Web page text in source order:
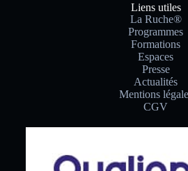
Liens utiles
La Ruche®
Programmes
Formations
Espaces
Presse
Actualités
Mentions
CGV